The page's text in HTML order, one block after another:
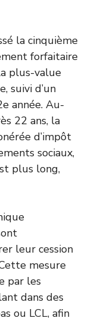
la cinquième
forfaitaire
plus-value
suivi d’un
année. Au-
22 ans, la
d’impôt
sociaux,
plus long,
leur cession
mesure
par les
dans des
ou LCL, afin